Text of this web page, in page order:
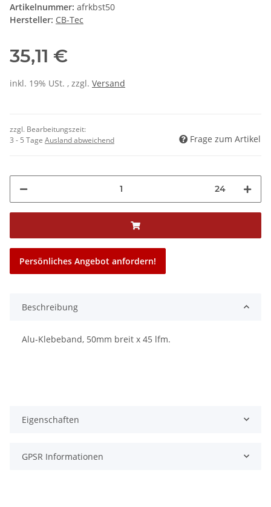
Artikelnummer: afrkbst50
Hersteller: CB-Tec
35,11 €
inkl. 19% USt. , zzgl. Versand
zzgl. Bearbeitungszeit:
3 - 5 Tage Ausland abweichend Frage zum Artikel
24
Persönliches Angebot anfordern!
Beschreibung
Alu-Klebeband, 50mm breit x 45 lfm.
Eigenschaften
GPSR Informationen